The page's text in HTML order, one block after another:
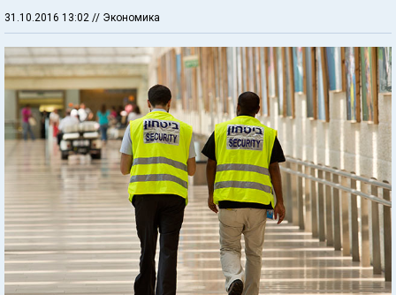
31.10.2016 13:02 // Экономика